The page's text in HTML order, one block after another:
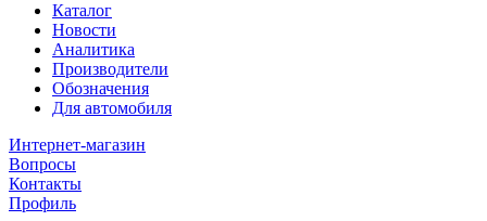
Каталог
Новости
Аналитика
Производители
Обозначения
Для автомобиля
Интернет-магазин
Вопросы
Контакты
Профиль